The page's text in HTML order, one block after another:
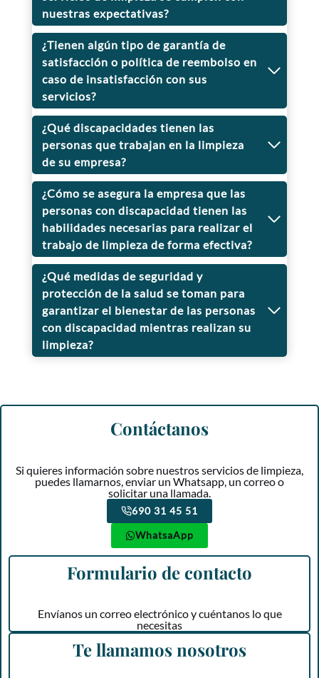
nuestras expectativas?
¿Tienen algún tipo de garantía de
satisfacción o política de reembolso en
caso de insatisfacción con sus
servicios?
¿Qué discapacidades tienen las
personas que trabajan en la limpieza
de su empresa?
¿Cómo se asegura la empresa que las
personas con discapacidad tienen las
habilidades necesarias para realizar el
trabajo de limpieza de forma efectiva?
¿Qué medidas de seguridad y
protección de la salud se toman para
garantizar el bienestar de las personas
con discapacidad mientras realizan su
limpieza?
Contáctanos
Si quieres información sobre nuestros servicios de limpieza,
puedes llamarnos, enviar un Whatsapp, un correo o
solicitar una llamada.
690 31 45 51
WhatsaApp
Formulario de contacto
Envíanos un correo electrónico y cuéntanos lo que
necesitas
Te llamamos nosotros